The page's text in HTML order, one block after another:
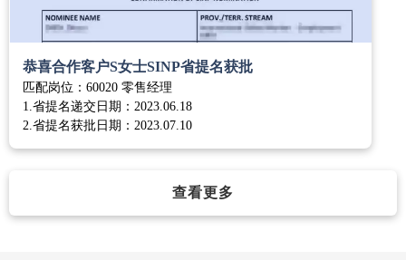
恭喜合作客户S女士SINP省提名获批
匹配岗位：60020 零售经理
1.省提名递交日期：2023.06.18
2.省提名获批日期：2023.07.10
查看更多